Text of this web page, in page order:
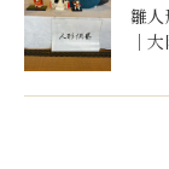
雛
｜